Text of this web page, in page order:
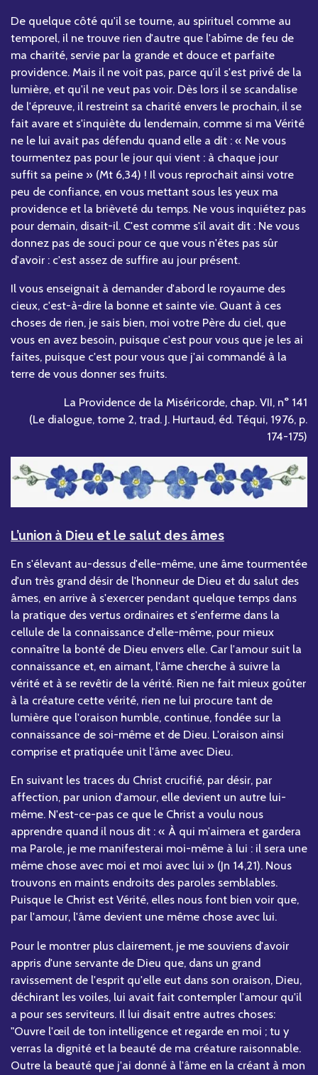
De quelque côté qu'il se tourne, au spirituel comme au
temporel, il ne trouve rien d'autre que l'abîme de feu de
ma charité, servie par la grande et douce et parfaite
providence. Mais il ne voit pas, parce qu’il s'est privé de la
lumière, et qu'il ne veut pas voir. Dès lors il se scandalise
de l'épreuve, il restreint sa charité envers le prochain, il se
fait avare et s'inquiète du lendemain, comme si ma Vérité
ne le lui avait pas défendu quand elle a dit : « Ne vous
tourmentez pas pour le jour qui vient : à chaque jour
suffit sa peine » (Mt 6,34) ! Il vous reprochait ainsi votre
peu de confiance, en vous mettant sous les yeux ma
providence et la brièveté du temps. Ne vous inquiétez pas
pour demain, disait-il. C'est comme s'il avait dit : Ne vous
donnez pas de souci pour ce que vous n'êtes pas sûr
d'avoir : c'est assez de suffire au jour présent.
Il vous enseignait à demander d'abord le royaume des
cieux, c'est-à-dire la bonne et sainte vie. Quant à ces
choses de rien, je sais bien, moi votre Père du ciel, que
vous en avez besoin, puisque c'est pour vous que je les ai
faites, puisque c'est pour vous que j'ai commandé à la
terre de vous donner ses fruits.
La Providence de la Miséricorde, chap. VII, n° 141
(Le dialogue, tome 2, trad. J. Hurtaud, éd. Téqui, 1976, p.
174-175)
L’union à Dieu et le salut des âmes
En s'élevant au-dessus d'elle-même, une âme tourmentée
d'un très grand désir de l'honneur de Dieu et du salut des
âmes, en arrive à s'exercer pendant quelque temps dans
la pratique des vertus ordinaires et s'enferme dans la
cellule de la connaissance d'elle-même, pour mieux
connaître la bonté de Dieu envers elle. Car l'amour suit la
connaissance et, en aimant, l'âme cherche à suivre la
vérité et à se revêtir de la vérité. Rien ne fait mieux goûter
à la créature cette vérité, rien ne lui procure tant de
lumière que l'oraison humble, continue, fondée sur la
connaissance de soi-même et de Dieu. L'oraison ainsi
comprise et pratiquée unit l'âme avec Dieu.
En suivant les traces du Christ crucifié, par désir, par
affection, par union d'amour, elle devient un autre lui-
même. N'est-ce-pas ce que le Christ a voulu nous
apprendre quand il nous dit : « À qui m'aimera et gardera
ma Parole, je me manifesterai moi-même à lui : il sera une
même chose avec moi et moi avec lui » (Jn 14,21). Nous
trouvons en maints endroits des paroles semblables.
Puisque le Christ est Vérité, elles nous font bien voir que,
par l'amour, l'âme devient une même chose avec lui.
Pour le montrer plus clairement, je me souviens d'avoir
appris d'une servante de Dieu que, dans un grand
ravissement de l'esprit qu'elle eut dans son oraison, Dieu,
déchirant les voiles, lui avait fait contempler l'amour qu'il
a pour ses serviteurs. Il lui disait entre autres choses:
"Ouvre l'œil de ton intelligence et regarde en moi ; tu y
verras la dignité et la beauté de ma créature raisonnable.
Outre la beauté que j'ai donné à l'âme en la créant à mon